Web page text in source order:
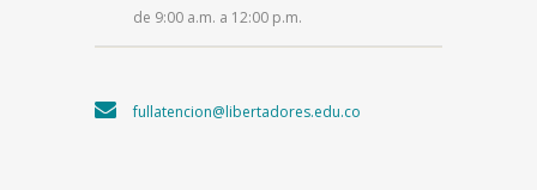
de 9:00 a.m. a 12:00 p.m.
fullatencion@libertadores.edu.co